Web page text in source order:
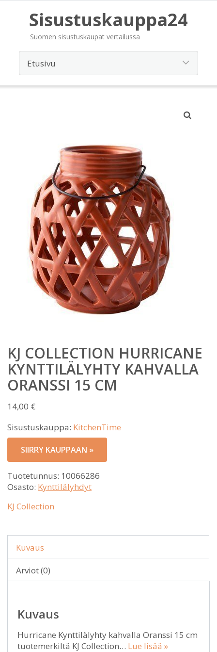
Sisustuskauppa24
Suomen sisustuskaupat vertailussa
KJ COLLECTION HURRICANE
KYNTTILÄLYHTY KAHVALLA
ORANSSI 15 CM
14,00 €
Sisustuskauppa: KitchenTime
SIIRRY KAUPPAAN »
Tuotetunnus: 10066286
Osasto: Kynttilälyhdyt
KJ Collection
Kuvaus
Arviot (0)
Kuvaus
Hurricane Kynttilälyhty kahvalla Oranssi 15 cm
tuotemerkiltä KJ Collection… Lue lisää »